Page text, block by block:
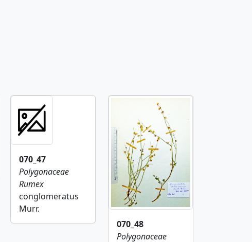
070_47
Polygonaceae
Rumex
conglomeratus
Murr.
070_48
Polygonaceae